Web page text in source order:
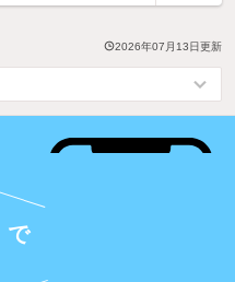
2026年07月13日更新
で